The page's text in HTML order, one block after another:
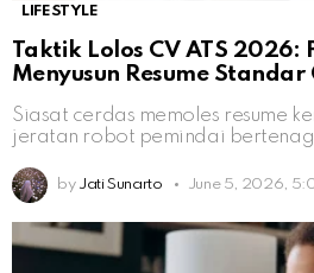
LIFESTYLE
Taktik Lolos CV ATS 2026:
Menyusun Resume Standar
Siasat cerdas memoles resume
jeratan robot pemindai
by Jati Sunarto June 5, 2026,